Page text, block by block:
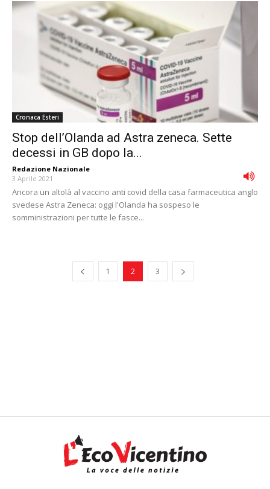
Cronaca Esteri
Stop dell’Olanda ad Astra zeneca. Sette
decessi in GB dopo la...
Redazione Nazionale -
3 Aprile 2021
Ancora un altolà al vaccino anti covid della casa farmaceutica anglo
svedese Astra Zeneca: oggi l'Olanda ha sospeso le
somministrazioni per tutte le fasce...
1 2 3